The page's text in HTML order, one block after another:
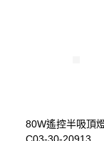
80W遙控半吸頂